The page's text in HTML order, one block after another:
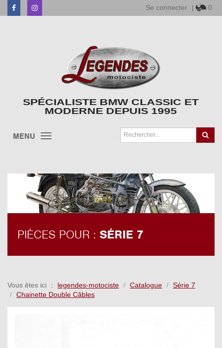
FacebookInstagram Se connecter | 0
SPÉCIALISTE BMW CLASSIC ET
MODERNE DEPUIS 1995
MENU
PIÈCES POUR : SÉRIE 7
Vous êtes ici legendes-motociste Catalogue
Série 7
Chainette Double Câbles